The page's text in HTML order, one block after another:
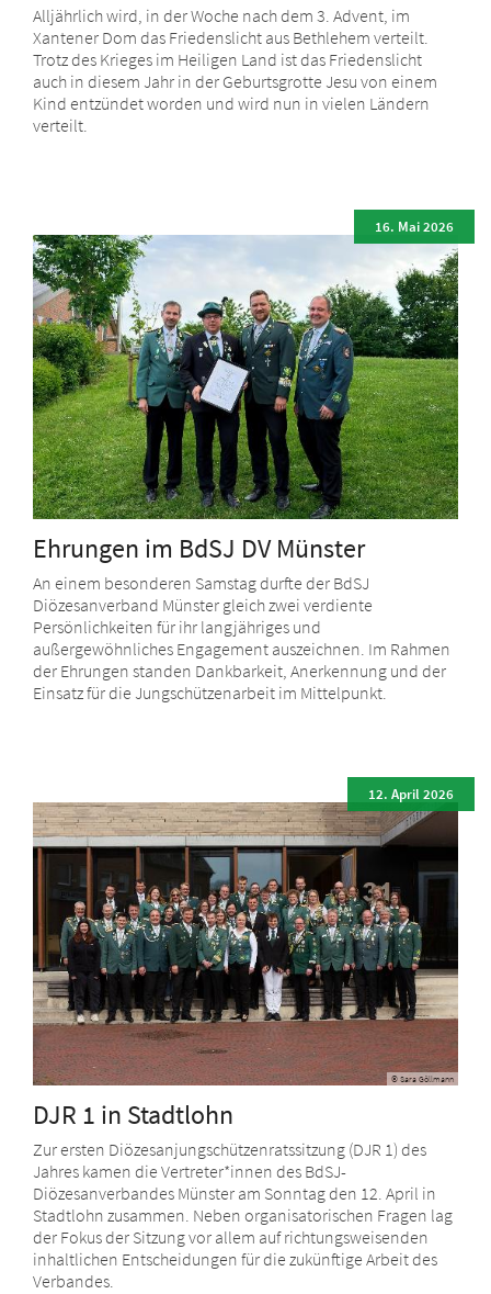
Alljährlich wird, in der Woche nach dem 3. Advent, im
Xantener Dom das Friedenslicht aus Bethlehem verteilt.
Trotz des Krieges im Heiligen Land ist das Friedenslicht
auch in diesem Jahr in der Geburtsgrotte Jesu von einem
Kind entzündet worden und wird nun in vielen Ländern
verteilt.
Ehrungen im BdSJ DV Münster
16. Mai 2026
An einem besonderen Samstag durfte der BdSJ
Diözesanverband Münster gleich zwei verdiente
Persönlichkeiten für ihr langjähriges und
außergewöhnliches Engagement auszeichnen. Im Rahmen
der Ehrungen standen Dankbarkeit, Anerkennung und der
Einsatz für die Jungschützenarbeit im Mittelpunkt.
© Sara Göllmann
DJR 1 in Stadtlohn
12. April 2026
Zur ersten Diözesanjungschützenratssitzung (DJR 1) des
Jahres kamen die Vertreter*innen des BdSJ-
Diözesanverbandes Münster am Sonntag den 12. April in
Stadtlohn zusammen. Neben organisatorischen Fragen lag
der Fokus der Sitzung vor allem auf richtungsweisenden
inhaltlichen Entscheidungen für die zukünftige Arbeit des
Verbandes.